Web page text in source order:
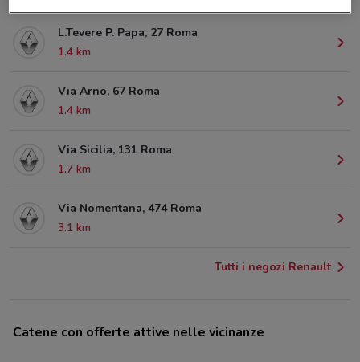
L.Tevere P. Papa, 27 Roma
1.4 km
Via Arno, 67 Roma
1.4 km
Via Sicilia, 131 Roma
1.7 km
Via Nomentana, 474 Roma
3.1 km
Tutti i negozi Renault
Catene con offerte attive nelle vicinanze